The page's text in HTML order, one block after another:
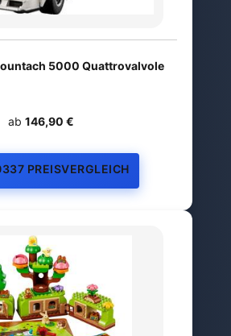
5000 Quattrovalvole
ab 146,90 €
PREISVERGLEICH